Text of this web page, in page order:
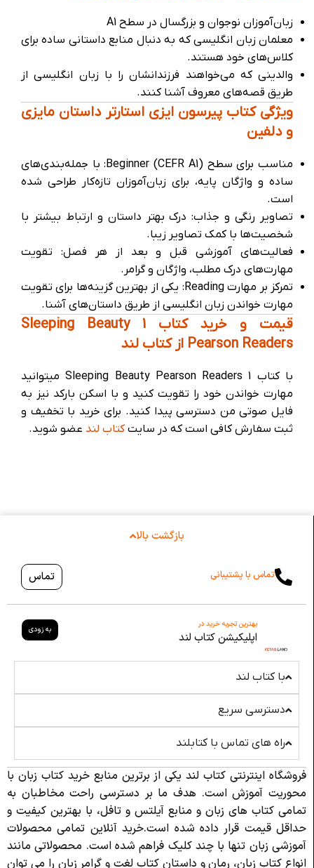
زبان‌آموزان نوجوان و بزرگسال در سطح A1
معلمان زبان انگلیسی که به دنبال منابع داستانی ساده برای
کلاس‌های خود هستند.
والدینی که می‌خواهند فرزندانشان را با زبان انگلیسی از
طریق قصه‌های معروف آشنا کنند.
ویژگی کتاب پیرسون ایزی استارتر داستان مایزی
و دلفین
مناسب برای سطح Beginner (CEFR A1): با جمله‌بندی‌های
ساده و واژگان پایه، برای زبان‌آموزان تازه‌کار طراحی شده
است.
تصاویر رنگی و جذاب: درک بهتر داستان و ارتباط بیشتر با
شخصیت‌ها با کمک تصاویر زیبا.
فعالیت‌های آموزشی قبل و بعد از هر فصل: تقویت
مهارت‌های درک مطلب، واژگان و گرامر.
تمرکز بر مهارت Reading: یکی از بهترین گزینه‌ها برای تقویت
مهارت خواندن زبان انگلیسی از طریق داستان‌های آشنا.
قیمت و خرید کتاب 1 Sleeping Beauty
Pearson Readers از کتاب لند
با کتاب 1 Sleeping Beauty Pearson Readers میتوانید
مهارت خواندن خود را تقویت کنید و با اسکن بارکد نیز به
فایل صوتی من دسترسی پیدا کنید. برای خرید با تخفیف و
ثبت سفارش کافی است که در سایتکتاب لند عضو شوید.
بازگشت بالا
تماس با پشتیبانی تماس
بهترین تجربه خرید در
اپلیکیشن کتاب لند
به زودی
با کتاب لند
دسترسی سریع
راه های تماس با کتابلند
فروشگاه اینترنتی کتاب لند یکی از برترین منابع خرید کتاب زبان با
محوریت آموزش است. هدف ما بر دسترسی راحت مخاطبان به
تمامی کتاب های زبان و منابع آیلتس و تافل، با بهترین کیفیت و
حداقل قیمت قرار داده شده است.خرید آنلاین تمامی محصولات
آموزشی زبان تنها با چند کلیک فراهم شده است. محصولاتی مانند
انواع کتاب زبان، رمان و داستان کتاب لغت و گرامر زبان را می توان